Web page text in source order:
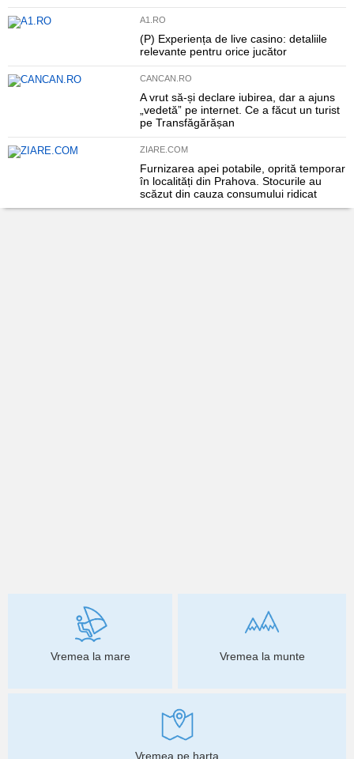
A1.RO
(P) Experiența de live casino: detaliile
relevante pentru orice jucător
CANCAN.RO
A vrut să-și declare iubirea, dar a ajuns
„vedetă” pe internet. Ce a făcut un turist
pe Transfăgărășan
ZIARE.COM
Furnizarea apei potabile, oprită temporar
în localități din Prahova. Stocurile au
scăzut din cauza consumului ridicat
Vremea la mare Vremea la munte
Vremea pe harta